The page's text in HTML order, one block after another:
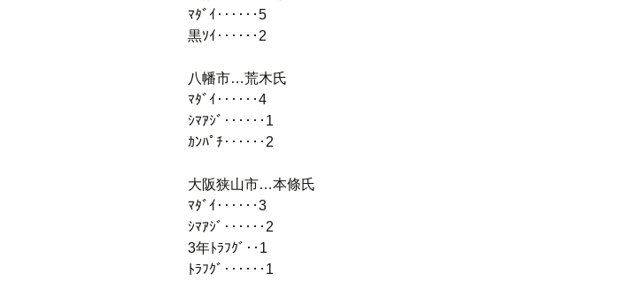
ﾏﾀﾞｲ‥‥‥5
黒ｿｲ‥‥‥2
八幡市…荒木氏
ﾏﾀﾞｲ‥‥‥4
ｼﾏｱｼﾞ‥‥‥1
ｶﾝﾊﾟﾁ‥‥‥2
大阪狭山市…本條氏
ﾏﾀﾞｲ‥‥‥3
ｼﾏｱｼﾞ‥‥‥2
3年ﾄﾗﾌｸﾞ‥1
ﾄﾗﾌｸﾞ‥‥‥1